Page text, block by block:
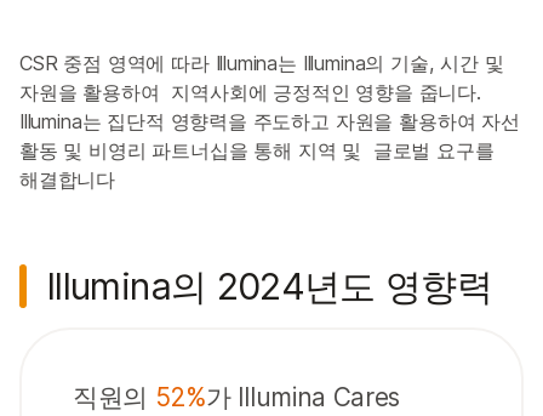
CSR 중점 영역에 따라 Illumina는 Illumina의 기술, 시간 및
자원을 활용하여 지역사회에 긍정적인 영향을 줍니다.
Illumina는 집단적 영향력을 주도하고 자원을 활용하여 자선
활동 및 비영리 파트너십을 통해 지역 및 글로벌 요구를
해결합니다
Illumina의 2024년도 영향력
직원의 52%가 Illumina Cares